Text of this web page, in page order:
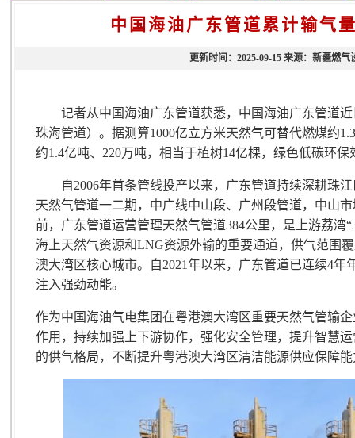
中国海油广东管道累计输气
更新时间：2025-09-15 来源：新疆燃气
记者从中国海油广东管道获悉，中国海油广东管道近
珠海管道）。据测算1000亿立方米天然气可替代燃煤约
约1.4亿吨、220万吨，相当于植树14亿棵，绿色低碳环保
自2006年首条管线投产以来，广东管道持续深耕珠
天然气管道一二期，中广线中山段、广州段管道，中山
前，广东管道运营管理天然气管道384公里，是上游荔湾
海上天然气资源和LNG资源外输的重要通道，供气范围
澳大湾区核心城市。自2021年以来，广东管道已连续4年
注入强劲动能。
作为中国海油气电集团在粤港澳大湾区重要天然气管输
作用，持续加强上下游协作，强化安全管理，提升智慧
的供气格局，不断提升粤港澳大湾区清洁能源供应保障